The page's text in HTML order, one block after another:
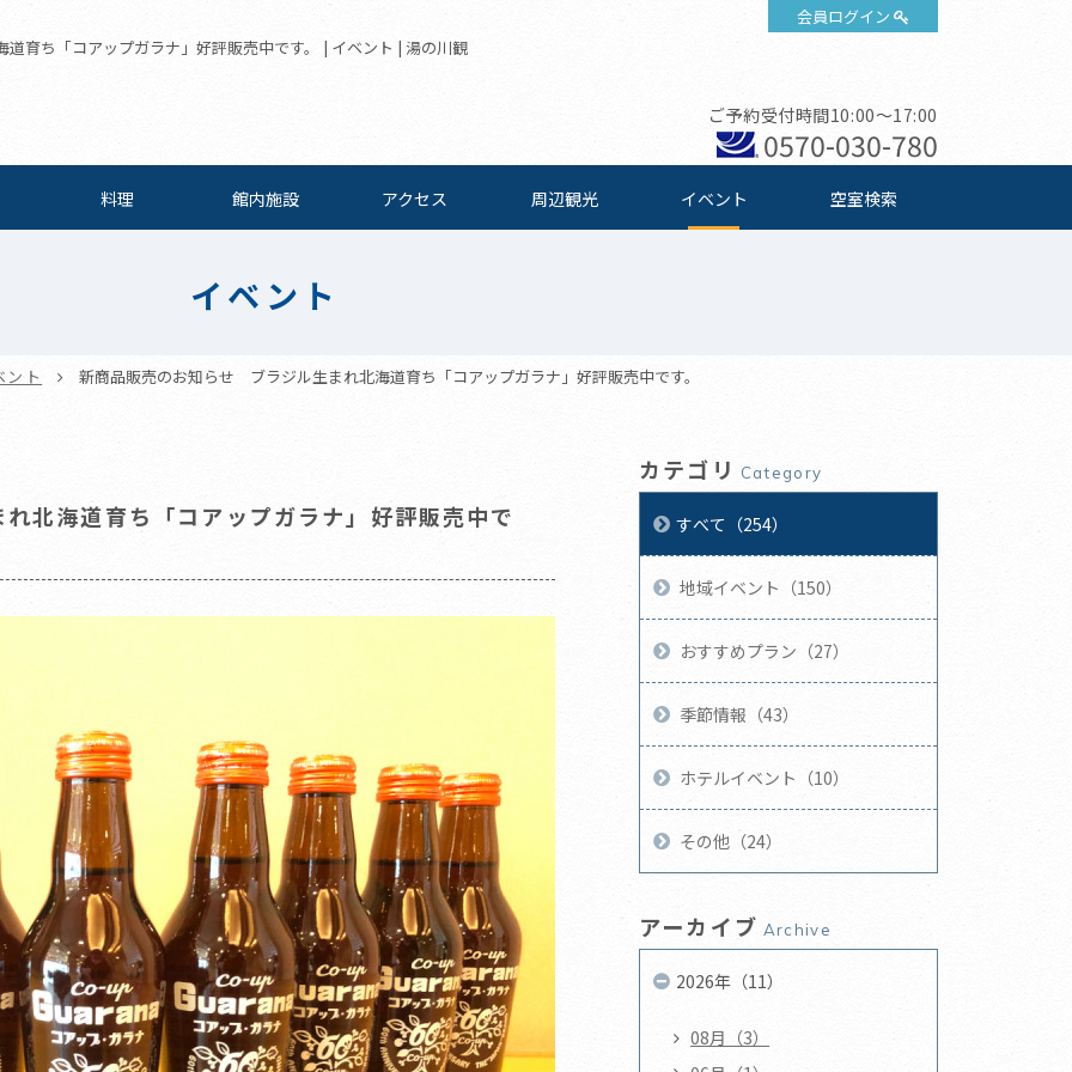
会員ログイン
育ち「コアップガラナ」好評販売中です。 | イベント | 湯の川観
ご予約受付時間10:00～17:00
0570-030-780
料理 館内施設 アクセス 周辺観光 イベント 空室検索
イベント
ント 新商品販売のお知らせ ブラジル生まれ北海道育ち「コアップガラナ」好評販売中です。
北海道育ち「コアップガラナ」好評販売中で
カテゴリ Category
すべて（254）
地域イベント（150）
おすすめプラン（27）
季節情報（43）
ホテルイベント（10）
その他（24）
アーカイブ Archive
2026年（11）
08月（3）